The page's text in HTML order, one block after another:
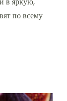
по всему